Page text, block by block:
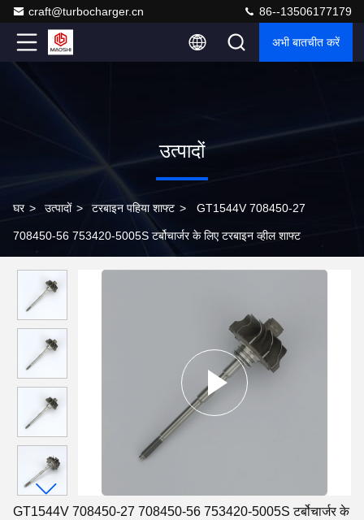
craft@turbocharger.cn 86--13506177179
अभी बातचीत करें
उत्पादों
घर > उत्पादों > टरबाइन पहिया शाफ्ट > GT1544V 708450-27
708450-56 753420-5005S टर्बोचार्जर के लिए टरबाइन व्हील शाफ्ट
GT1544V 708450-27 708450-56 753420-5005S टर्बोचार्जर के